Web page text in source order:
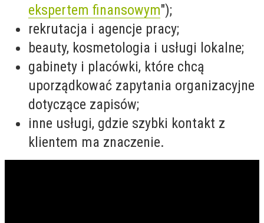
ekspertem finansowym");
rekrutacja i agencje pracy;
beauty, kosmetologia i usługi lokalne;
gabinety i placówki, które chcą
uporządkować zapytania organizacyjne
dotyczące zapisów;
inne usługi, gdzie szybki kontakt z
klientem ma znaczenie.